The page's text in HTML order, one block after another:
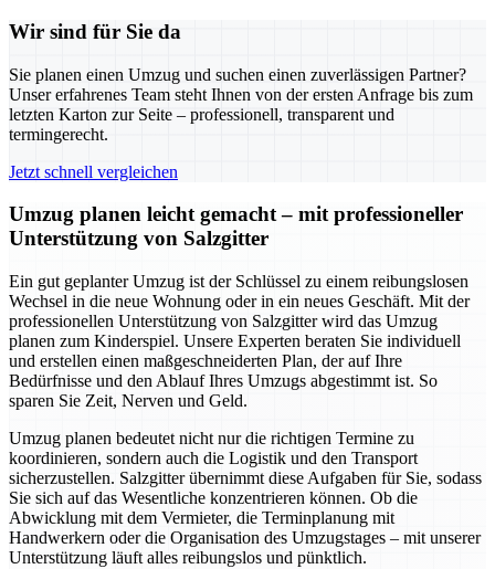
Wir sind für Sie da
Sie planen einen Umzug und suchen einen zuverlässigen Partner?
Unser erfahrenes Team steht Ihnen von der ersten Anfrage bis zum
letzten Karton zur Seite – professionell, transparent und
termingerecht.
Jetzt schnell vergleichen
Umzug planen leicht gemacht – mit professioneller
Unterstützung von Salzgitter
Ein gut geplanter Umzug ist der Schlüssel zu einem reibungslosen
Wechsel in die neue Wohnung oder in ein neues Geschäft. Mit der
professionellen Unterstützung von Salzgitter wird das Umzug
planen zum Kinderspiel. Unsere Experten beraten Sie individuell
und erstellen einen maßgeschneiderten Plan, der auf Ihre
Bedürfnisse und den Ablauf Ihres Umzugs abgestimmt ist. So
sparen Sie Zeit, Nerven und Geld.
Umzug planen bedeutet nicht nur die richtigen Termine zu
koordinieren, sondern auch die Logistik und den Transport
sicherzustellen. Salzgitter übernimmt diese Aufgaben für Sie, sodass
Sie sich auf das Wesentliche konzentrieren können. Ob die
Abwicklung mit dem Vermieter, die Terminplanung mit
Handwerkern oder die Organisation des Umzugstages – mit unserer
Unterstützung läuft alles reibungslos und pünktlich.